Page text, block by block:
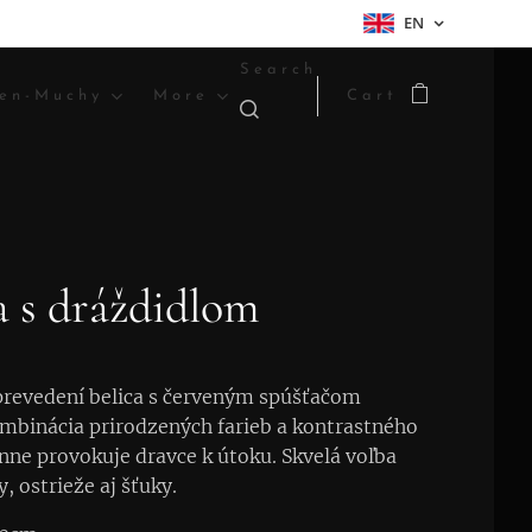
EN
en-Muchy More
Search
Cart
s dráždidlom
belica s červeným spúšťačom
prirodzených farieb a kontrastného
provokuje dravce k útoku. Skvelá voľba
ostrieže aj šťuky.